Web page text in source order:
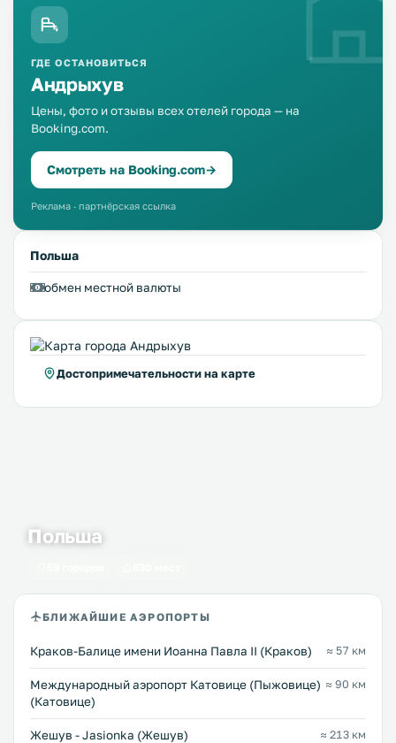
ГДЕ ОСТАНОВИТЬСЯ
Андрыхув
Цены, фото и отзывы всех отелей города — на
Booking.com.
Смотреть на Booking.com→
Реклама · партнёрская ссылка
Польша
обмен местной валюты
Достопримечательности на карте
Польша
БЛИЖАЙШИЕ АЭРОПОРТЫ
Краков-Балице имени Иоанна Павла II (Краков) ≈ 57 км
Международный аэропорт Катовице (Пыжовице)
(Катовице)
≈ 90 км
Жешув - Jasionka (Жешув) ≈ 213 км